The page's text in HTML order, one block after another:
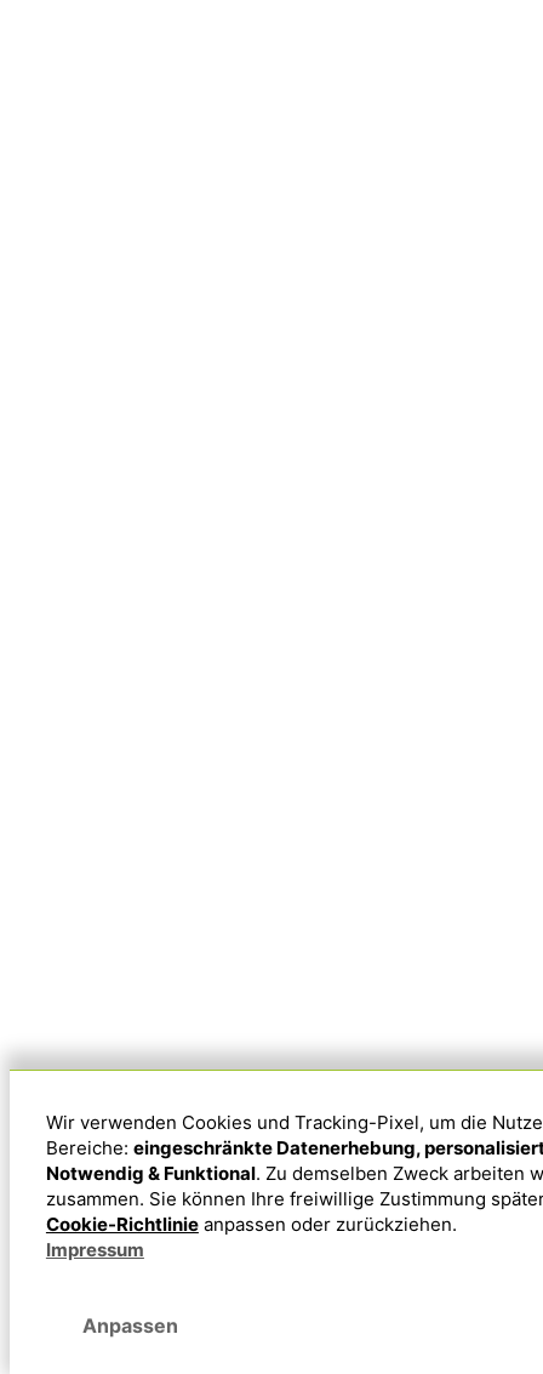
Wir verwenden Cookies und Tracking-Pixel, um die
Bereiche: eingeschränkte Datenerhebung,
Notwendig & Funktional. Zu demselben Zweck arbeiten
zusammen. Sie können Ihre freiwillige Zustimmung
Cookie-Richtlinieanpassen oder zurückziehen.
Impressum
Anpassen